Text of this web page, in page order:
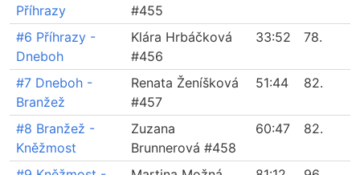
Příhrazy
#455
#6 Příhrazy -
Dneboh
Klára Hrbáčková
#456
33:52 78.
#7 Dneboh -
Branžež
Renata Ženíšková
#457
51:44 82.
#8 Branžež -
Kněžmost
Zuzana
Brunnerová #458
60:47 82.